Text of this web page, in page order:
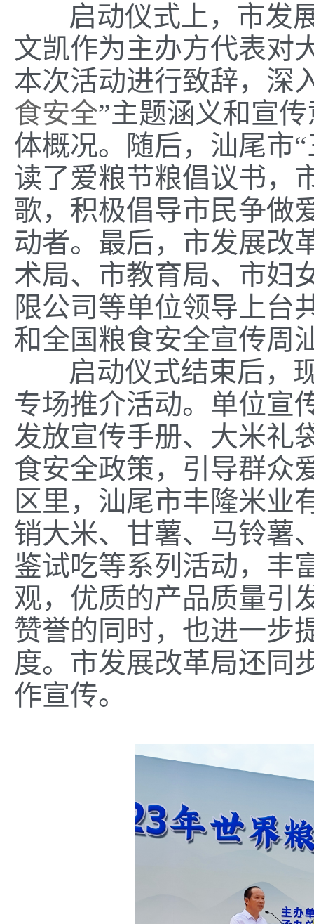
启动仪式上，市发
文凯作为主办方代表对
本次活动进行致辞，深
食安全”主题涵义和宣
体概况。随后，汕尾市
读了爱粮节粮倡议书，
歌，积极倡导市民争做
动者。最后，市发展改
术局、市教育局、市妇
限公司等单位领导上台
和全国粮食安全宣传周
启动仪式结束后，
专场推介活动。单位宣
发放宣传手册、大米礼
食安全政策，引导群众
区里，汕尾市丰隆米业
销大米、甘薯、马铃薯
鉴试吃等系列活动，丰
观，优质的产品质量引
赞誉的同时，也进一步
度。市发展改革局还同
作宣传。